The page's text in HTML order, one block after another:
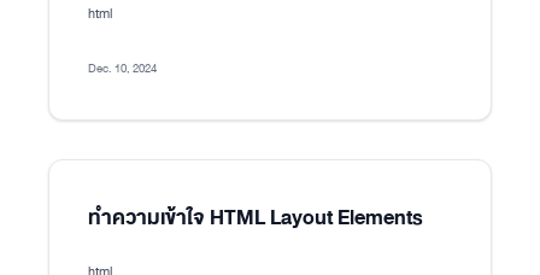
html
Dec. 10, 2024
ทำความเข้าใจ HTML Layout Elements